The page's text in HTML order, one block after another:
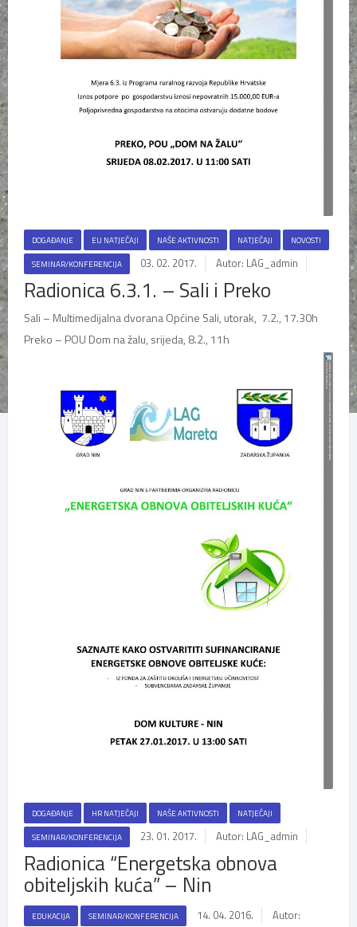
DOGAĐANJE EU NATJEČAJI NAŠE AKTIVNOSTI NATJEČAJI
NOVOSTI
SEMINAR/KONFERENCIJA
03. 02. 2017. Autor: LAG_admin
Radionica 6.3.1. – Sali i Preko
Sali – Multimedijalna dvorana Općine Sali, utorak, 7.2., 17.30h
Preko – POU Dom na žalu, srijeda, 8.2., 11h
DOGAĐANJE HR NATJEČAJI NAŠE AKTIVNOSTI
NATJEČAJI
SEMINAR/KONFERENCIJA
23. 01. 2017. Autor: LAG_admin
Radionica “Energetska obnova
obiteljskih kuća” – Nin
EDUKACIJA SEMINAR/KONFERENCIJA 14. 04. 2016.
Autor: